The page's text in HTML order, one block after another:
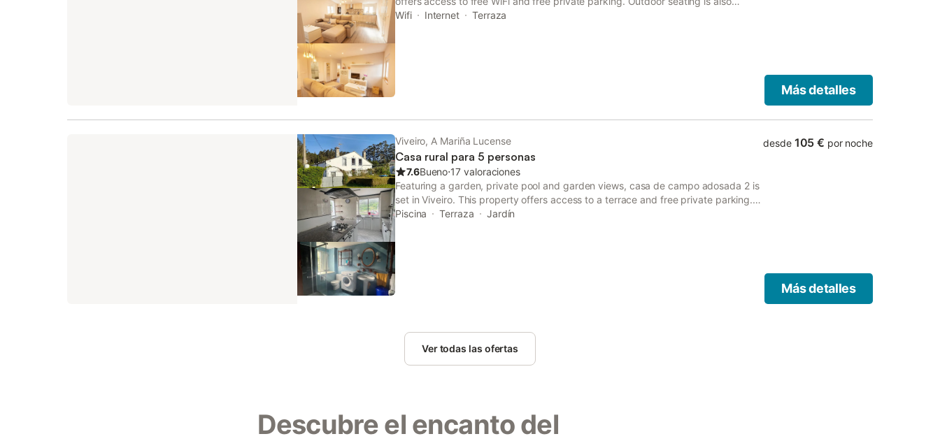
available at the holiday home.
Wifi Internet Terraza
Más detalles
Viveiro, A Mariña Lucense
Casa rural para 5 personas
7.6Bueno⋅17 valoraciones
Featuring a garden, private pool and garden views, casa de campo adosada 2 is
set in Viveiro. This property offers access to a terrace and free private parking.
The holiday home is composed of 3 bedrooms, a fully equipped kitchen, and 1
Piscina Terraza Jardín
desde 105 € por noche
Más detalles
Ver todas las ofertas
Descubre el encanto del